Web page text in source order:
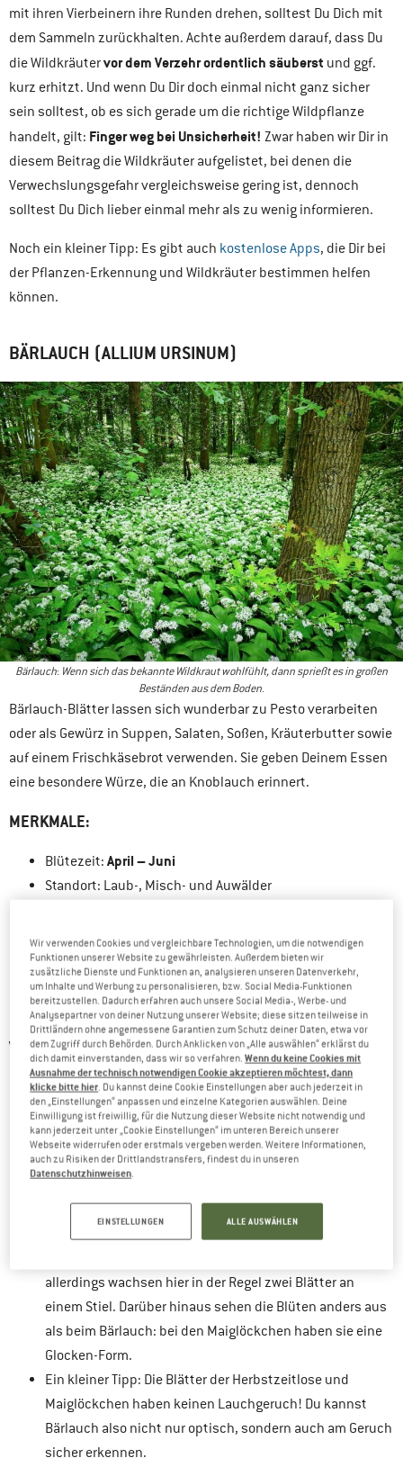
mit ihren Vierbeinern ihre Runden drehen, solltest Du Dich mit
dem Sammeln zurückhalten. Achte außerdem darauf, dass Du
die Wildkräutervor dem Verzehr ordentlich säuberst und ggf.
kurz erhitzt. Und wenn Du Dir doch einmal nicht ganz sicher
sein solltest, ob es sich gerade um die richtige Wildpflanze
handelt, gilt: Finger weg bei Unsicherheit! Zwar haben wir Dir in
diesem Beitrag die Wildkräuter aufgelistet, bei denen die
Verwechslungsgefahr vergleichsweise gering ist, dennoch
solltest Du Dich lieber einmal mehr als zu wenig informieren.
Noch ein kleiner Tipp: Es gibt auch kostenlose Apps, die Dir bei
der Pflanzen-Erkennung und Wildkräuter bestimmen helfen
können.
BÄRLAUCH (ALLIUM URSINUM)
Bärlauch: Wenn sich das bekannte Wildkraut wohlfühlt, dann sprießt es in großen
Beständen aus dem Boden.
Bärlauch-Blätter lassen sich wunderbar zu Pesto verarbeiten
oder als Gewürz in Suppen, Salaten, Soßen, Kräuterbutter sowie
auf einem Frischkäsebrot verwenden. Sie geben Deinem Essen
eine besondere Würze, die an Knoblauch erinnert.
MERKMALE:
Blütezeit: April – Juni
Standort: Laub-, Misch- und Auwälder
Ovale Blätter und Stängel mit weißen, sternförmigen
Blüten
Intensiver Lauchgeruch, wenn an den Blättern gerieben
wird
VERWECHSLUNGSGEFAHR:
Herbstzeitlose: Achtung, diese Pflanze istgiftig! Im
Unterschied zum Bärlauch, bei dem die Blätter jeweils
einzeln an Stielen wachsen, haben die Blätter der
Herbstzeitlosen keine Stiele. Außerdem sind die
Blütenblätter hier violett und nicht, wie beim Bärlauch,
weiß.
Maiglöckchen: Achtung, auch Maiglöckchen sind
allerdings wachsen hier in der Regel zwei Blätter an
einem Stiel. Darüber hinaus sehen die Blüten anders aus
als beim Bärlauch: bei den Maiglöckchen haben sie eine
Glocken-Form.
Ein kleiner Tipp: Die Blätter der Herbstzeitlose und
Maiglöckchen haben keinen Lauchgeruch! Du kannst
Bärlauch also nicht nur optisch, sondern auch am Geruch
sicher erkennen.
Wir verwenden Cookies und vergleichbare Technologien, um die notwendigen
Funktionen unserer Website zu gewährleisten. Außerdem bieten wir
zusätzliche Dienste und Funktionen an, analysieren unseren Datenverkehr,
um Inhalte und Werbung zu personalisieren, bzw. Social Media-Funktionen
bereitzustellen. Dadurch erfahren auch unsere Social Media-, Werbe- und
Analysepartner von deiner Nutzung unserer Website; diese sitzen teilweise in
Drittländern ohne angemessene Garantien zum Schutz deiner Daten, etwa vor
dem Zugriff durch Behörden. Durch Anklicken von „Alle auswählen“ erklärst du
dich damit einverstanden, dass wir so verfahren.Wenn du keine Cookies mit
Ausnahme der technisch notwendigen Cookie akzeptieren möchtest, dann
klicke bitte hier. Du kannst deine Cookie Einstellungen aber auch jederzeit in
den „Einstellungen“ anpassen und einzelne Kategorien auswählen. Deine
Einwilligung ist freiwillig, für die Nutzung dieser Website nicht notwendig und
kann jederzeit unter „Cookie Einstellungen“ im unteren Bereich unserer
Webseite widerrufen oder erstmals vergeben werden. Weitere Informationen,
auch zu Risiken der Drittlandstransfers, findest du in unseren
Datenschutzhinweisen.
EINSTELLUNGEN ALLE AUSWÄHLEN